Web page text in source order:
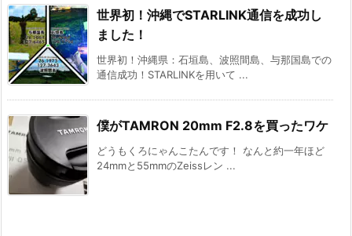
世界初！沖縄でSTARLINK通信を成功し
ました！
世界初！沖縄県：石垣島、波照間島、与那国島での
通信成功！STARLINKを用いて ...
僕がTAMRON 20mm F2.8を買ったワケ
どうもくろにゃんこたんです！ なんと約一年ほど
24mmと55mmのZeissレン ...